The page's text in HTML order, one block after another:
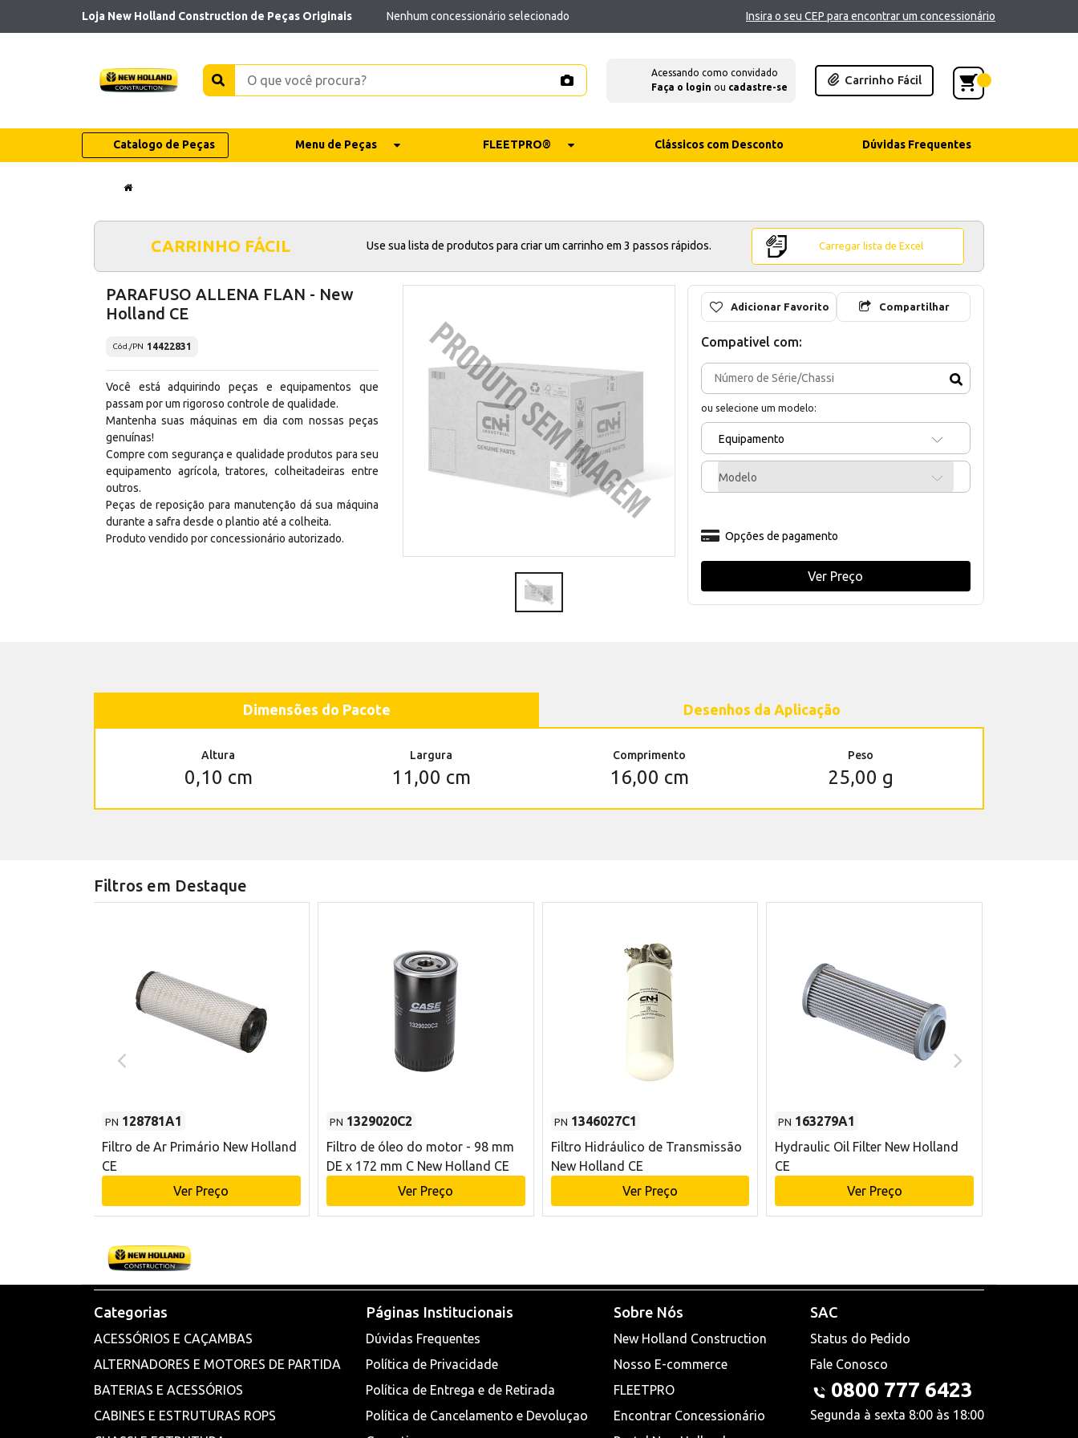
Loja New Holland Construction de Peças Originais Nenhum concessionário selecionado Insira o seu CEP para encontrar um concessionário
Acessando como convidado
Faça o login ou cadastre-se
Carrinho Fácil
Catalogo de Peças Menu de Peças FLEETPRO® Clássicos com Desconto Dúvidas Frequentes
CARRINHO FÁCIL Use sua lista de produtos para criar um carrinho em 3 passos rápidos. Carregar lista de Excel
PARAFUSO ALLENA FLAN - New
Holland CE
Cód./PN 14422831
Você está adquirindo peças e equipamentos que
passam por um rigoroso controle de qualidade.
Mantenha suas máquinas em dia com nossas peças
genuínas!
Compre com segurança e qualidade produtos para seu
equipamento agrícola, tratores, colheitadeiras entre
outros.
Peças de reposição para manutenção dá sua máquina
durante a safra desde o plantio até a colheita.
Produto vendido por concessionário autorizado.
Adicionar Favorito Compartilhar
Compativel com:
ou selecione um modelo:
Equipamento
Modelo
Opções de pagamento
Ver Preço
Dimensões do Pacote Desenhos da Aplicação
Altura
0,10 cm
Largura
11,00 cm
Comprimento
16,00 cm
Peso
25,00 g
Filtros em Destaque
PN 128781A1
Filtro de Ar Primário New Holland
CE
Ver Preço
PN 1329020C2
Filtro de óleo do motor - 98 mm
DE x 172 mm C New Holland CE
Ver Preço
PN 1346027C1
Filtro Hidráulico de Transmissão
New Holland CE
Ver Preço
PN 163279A1
Hydraulic Oil Filter New Holland
CE
Ver Preço
Categorias
ACESSÓRIOS E CAÇAMBAS
ALTERNADORES E MOTORES DE PARTIDA
BATERIAS E ACESSÓRIOS
CABINES E ESTRUTURAS ROPS
Páginas Institucionais
Dúvidas Frequentes
Política de Privacidade
Política de Entrega e de Retirada
Política de Cancelamento e Devoluçao
Sobre Nós
New Holland Construction
Nosso E-commerce
FLEETPRO
Encontrar Concessionário
SAC
Status do Pedido
Fale Conosco
0800 777 6423
Segunda à sexta 8:00 às 18:00